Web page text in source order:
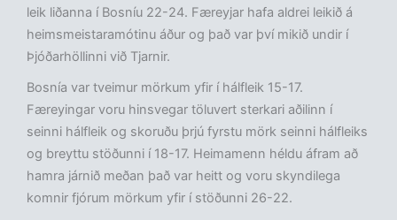
leik liðanna í Bosníu 22-24. Færeyjar hafa aldrei leikið á
heimsmeistaramótinu áður og það var því mikið undir í
Þjóðarhöllinni við Tjarnir.
Bosnía var tveimur mörkum yfir í hálfleik 15-17.
Færeyingar voru hinsvegar töluvert sterkari aðilinn í
seinni hálfleik og skoruðu þrjú fyrstu mörk seinni hálfleiks
og breyttu stöðunni í 18-17. Heimamenn héldu áfram að
hamra járnið meðan það var heitt og voru skyndilega
komnir fjórum mörkum yfir í stöðunni 26-22.